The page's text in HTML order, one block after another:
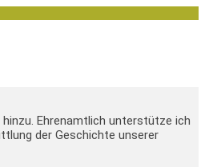
Ehrenamtlich unterstütze ich
der Geschichte unserer